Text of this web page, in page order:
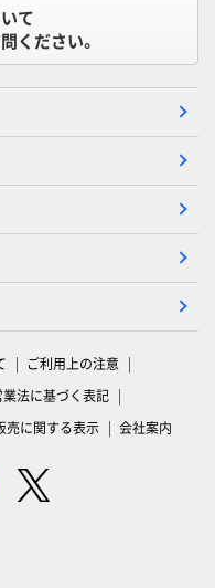
て
ください。
ご利用上の注意
法に基づく表記
売に関する表示 会社案内